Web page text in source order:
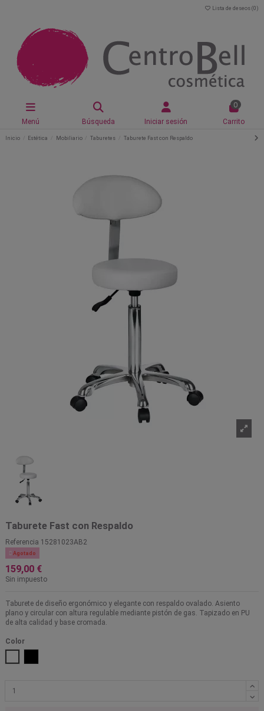
Lista de deseos (0 )
Menú Búsqueda Iniciar sesión
0
Carrito
Inicio Estética Mobiliario Taburetes Taburete Fast con Respaldo
Taburete Fast con Respaldo
Referencia 15281023AB2
 Agotado
159,00 €
Sin impuesto
Taburete de diseño ergonómico y elegante con respaldo ovalado. Asiento
plano y circular con altura regulable mediante pistón de gas. Tapizado en PU
de alta calidad y base cromada.
Color